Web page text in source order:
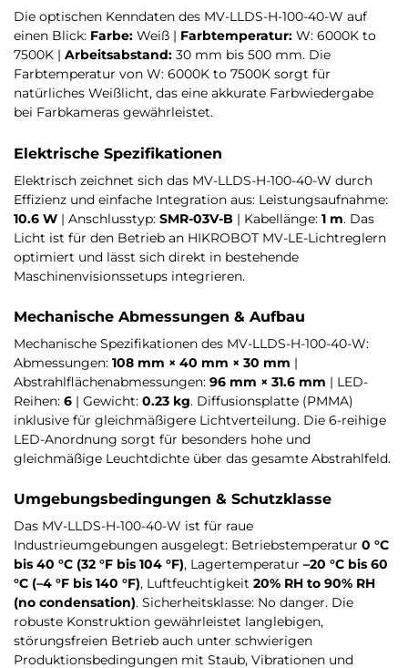
Die optischen Kenndaten des MV-LLDS-H-100-40-W auf
einen Blick: Farbe: Weiß | Farbtemperatur: W: 6000K to
7500K | Arbeitsabstand: 30 mm bis 500 mm. Die
Farbtemperatur von W: 6000K to 7500K sorgt für
natürliches Weißlicht, das eine akkurate Farbwiedergabe
bei Farbkameras gewährleistet.
Elektrische Spezifikationen
Elektrisch zeichnet sich das MV-LLDS-H-100-40-W durch
Effizienz und einfache Integration aus: Leistungsaufnahme:
10.6 W | Anschlusstyp: SMR-03V-B | Kabellänge: 1 m. Das
Licht ist für den Betrieb an HIKROBOT MV-LE-Lichtreglern
optimiert und lässt sich direkt in bestehende
Maschinenvisionssetups integrieren.
Mechanische Abmessungen & Aufbau
Mechanische Spezifikationen des MV-LLDS-H-100-40-W:
Abmessungen: 108 mm × 40 mm × 30 mm |
Abstrahlflächenabmessungen: 96 mm × 31.6 mm | LED-
Reihen: 6 | Gewicht: 0.23 kg. Diffusionsplatte (PMMA)
inklusive für gleichmäßigere Lichtverteilung. Die 6-reihige
LED-Anordnung sorgt für besonders hohe und
gleichmäßige Leuchtdichte über das gesamte Abstrahlfeld.
Umgebungsbedingungen & Schutzklasse
Das MV-LLDS-H-100-40-W ist für raue
Industrieumgebungen ausgelegt: Betriebstemperatur 0 °C
bis 40 °C (32 °F bis 104 °F), Lagertemperatur –20 °C bis 60
°C (–4 °F bis 140 °F), Luftfeuchtigkeit 20% RH to 90% RH
(no condensation). Sicherheitsklasse: No danger. Die
robuste Konstruktion gewährleistet langlebigen,
störungsfreien Betrieb auch unter schwierigen
Produktionsbedingungen mit Staub, Vibrationen und